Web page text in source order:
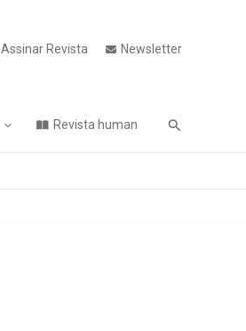
Assinar Revista Newsletter
Revista human Pesquisa